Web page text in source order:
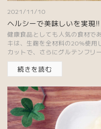
ヘルシーで美味しいを実現!!
2021/11/10
健康食品としても人気の食材で
キは、生麹を全材料の20%使
カットで、さらにグルテンフリ
安心してお...
続きを読む